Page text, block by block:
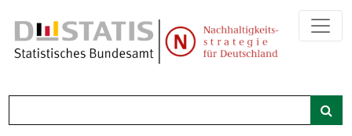
Zum Hauptinhalt springen